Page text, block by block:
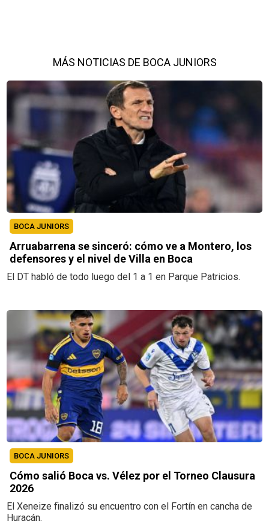
MÁS NOTICIAS DE BOCA JUNIORS
BOCA JUNIORS
Arruabarrena se sinceró: cómo ve a Montero, los
defensores y el nivel de Villa en Boca
El DT habló de todo luego del 1 a 1 en Parque Patricios.
BOCA JUNIORS
Cómo salió Boca vs. Vélez por el Torneo Clausura
2026
El Xeneize finalizó su encuentro con el Fortín en cancha de
Huracán.